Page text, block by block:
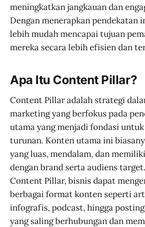
meningkatkan jangkauan dan
Dengan menerapkan pendekatan
lebih mudah mencapai tujuan
mereka secara lebih efisien dan
Apa Itu Content Pillar?
Content Pillar adalah strategi
marketing yang berfokus pada
utama yang menjadi fondasi
turunan. Konten utama ini
yang luas, mendalam, dan
dengan brand serta audiens
Content Pillar, bisnis dapat
berbagai format konten seperti
infografis, podcast, hingga
yang saling berhubungan dan